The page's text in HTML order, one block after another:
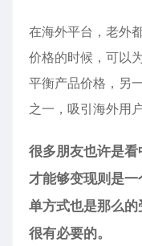
在海外平台，老外
价格的时候，可以
平衡产品价格，另
之一，吸引海外用户
很多朋友也许是
才能够变现则是
单方式也是那么
很有必要的。